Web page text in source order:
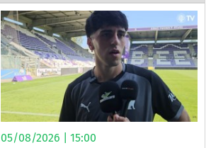
05/08/2026 | 15:00